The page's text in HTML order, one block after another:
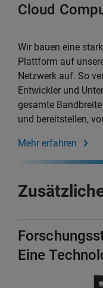
Cloud
Wir bauen eine
Plattform auf
Netzwerk auf. So
Entwickler und
gesamte
und bereitstellen,
Mehr erfahren
Eine